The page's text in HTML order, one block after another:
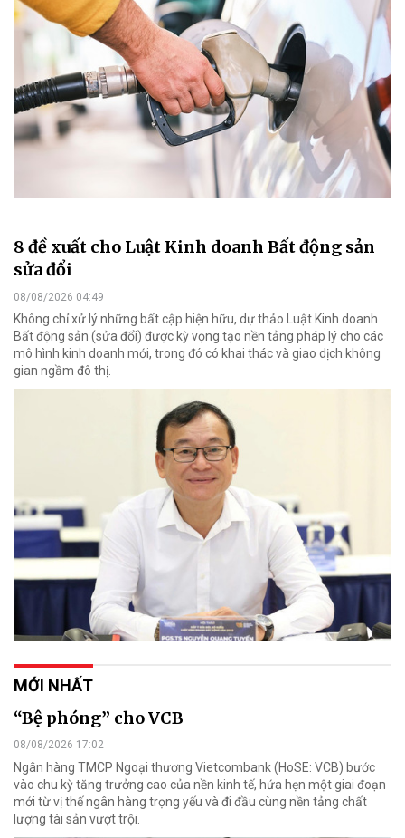
8 đề xuất cho Luật Kinh doanh Bất động sản
sửa đổi
08/08/2026 04:49
Không chỉ xử lý những bất cập hiện hữu, dự thảo Luật Kinh doanh
Bất động sản (sửa đổi) được kỳ vọng tạo nền tảng pháp lý cho các
mô hình kinh doanh mới, trong đó có khai thác và giao dịch không
gian ngầm đô thị.
MỚI NHẤT
“Bệ phóng” cho VCB
08/08/2026 17:02
Ngân hàng TMCP Ngoại thương Vietcombank (HoSE: VCB) bước
vào chu kỳ tăng trưởng cao của nền kinh tế, hứa hẹn một giai đoạn
mới từ vị thế ngân hàng trọng yếu và đi đầu cùng nền tảng chất
lượng tài sản vượt trội.